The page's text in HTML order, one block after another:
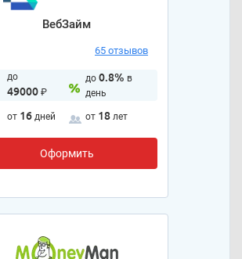
ВебЗайм
65 отзывов
до
49000₽
до 0.8% в
день
от 16 дней от 18 лет
Оформить